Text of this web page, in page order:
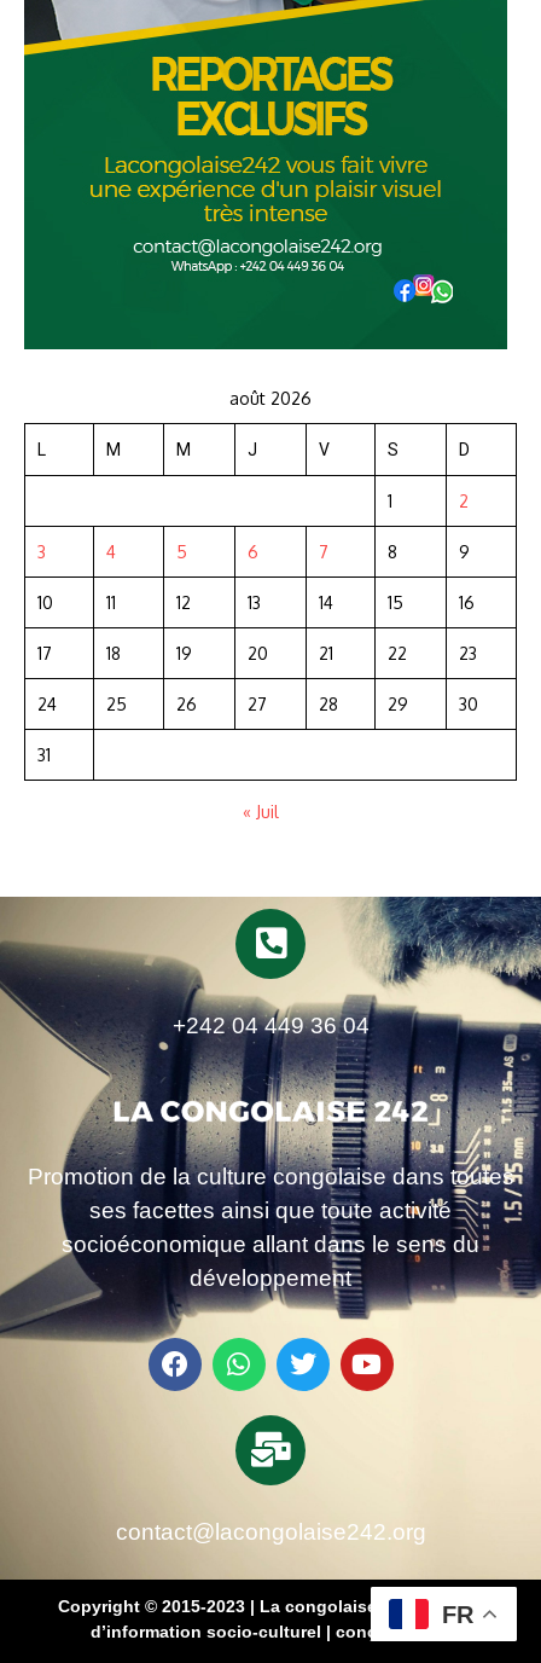
août 2026
L M M J V S D
1 2
3 4 5 6 7 8 9
10 11 12 13 14 15 16
17 18 19 20 21 22 23
24 25 26 27 28 29 30
31
« Juil
+242 04 449 36 04
Promotion de la culture congolaise dans toutes
ses facettes ainsi que toute activité
socioéconomique allant dans le sens du
développement
contact@lacongolaise242.org
Copyright © 2015-2023 | La congolaise 242 – média
d’information socio-culturel | conçu par SB
FR